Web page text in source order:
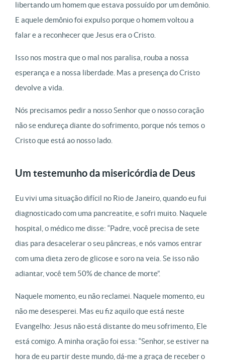
libertando um homem que estava possuído por um demônio.
E aquele demônio foi expulso porque o homem voltou a
falar e a reconhecer que Jesus era o Cristo.
Isso nos mostra que o mal nos paralisa, rouba a nossa
esperança e a nossa liberdade. Mas a presença do Cristo
devolve a vida.
Nós precisamos pedir a nosso Senhor que o nosso coração
não se endureça diante do sofrimento, porque nós temos o
Cristo que está ao nosso lado.
Um testemunho da misericórdia de Deus
Eu vivi uma situação difícil no Rio de Janeiro, quando eu fui
diagnosticado com uma pancreatite, e sofri muito. Naquele
hospital, o médico me disse: “Padre, você precisa de sete
dias para desacelerar o seu pâncreas, e nós vamos entrar
com uma dieta zero de glicose e soro na veia. Se isso não
adiantar, você tem 50% de chance de morte”.
Naquele momento, eu não reclamei. Naquele momento, eu
não me desesperei. Mas eu fiz aquilo que está neste
Evangelho: Jesus não está distante do meu sofrimento, Ele
está comigo. A minha oração foi essa: “Senhor, se estiver na
hora de eu partir deste mundo, dá-me a graça de receber o